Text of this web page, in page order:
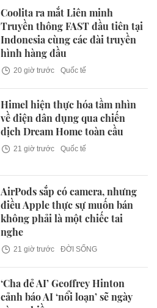
Coolita ra mắt Liên minh
Truyền thông FAST đầu tiên tại
Indonesia cùng các đài truyền
hình hàng đầu
20 giờ trước Quốc tế
Himel hiện thực hóa tầm nhìn
về điện dân dụng qua chiến
dịch Dream Home toàn cầu
21 giờ trước Quốc tế
AirPods sắp có camera, nhưng
điều Apple thực sự muốn bán
không phải là một chiếc tai
nghe
21 giờ trước ĐỜI SỐNG
‘Cha đẻ AI’ Geoffrey Hinton
cảnh báo AI ‘nổi loạn’ sẽ ngày